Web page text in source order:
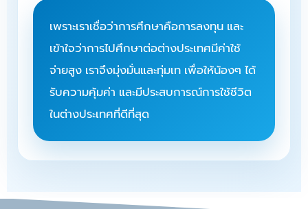
เพราะเราเชื่อว่าการศึกษาคือการลงทุน และ
เข้าใจว่าการไปศึกษาต่อต่างประเทศมีค่าใช้
จ่ายสูง เราจึงมุ่งมั่นและทุ่มเท เพื่อให้น้องๆ ได้
รับความคุ้มค่า และมีประสบการณ์การใช้ชีวิต
ในต่างประเทศที่ดีที่สุด